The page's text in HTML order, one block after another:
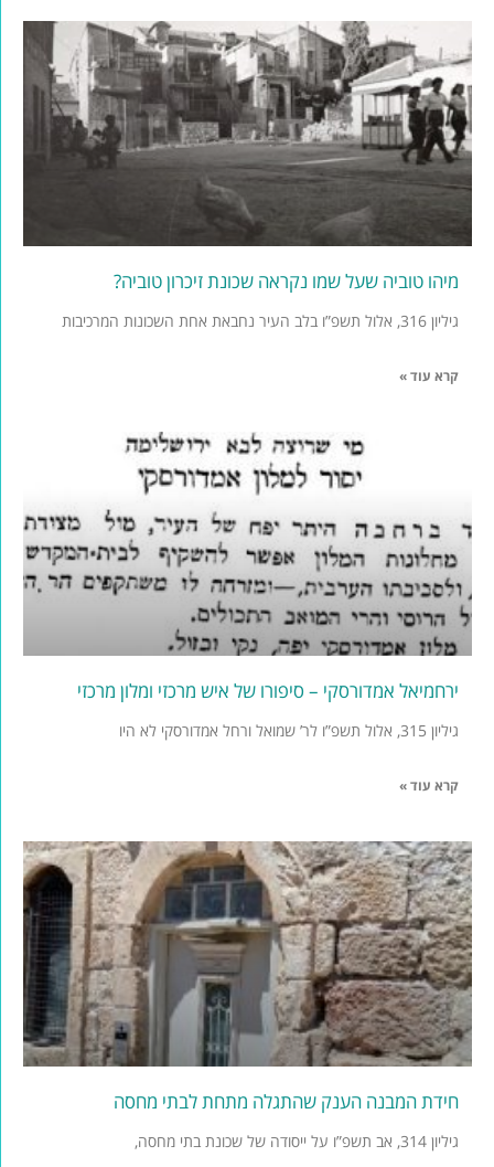
מיהו טוביה שעל שמו נקראה שכונת זיכרון טוביה?
גיליון 316, אלול תשפ”ו בלב העיר נחבאת אחת השכונות המרכיבות
קרא עוד »
ירחמיאל אמדורסקי – סיפורו של איש מרכזי ומלון מרכזי
גיליון 315, אלול תשפ”ו לר’ שמואל ורחל אמדורסקי לא היו
קרא עוד »
חידת המבנה הענק שהתגלה מתחת לבתי מחסה
גיליון 314, אב תשפ”ו על ייסודה של שכונת בתי מחסה,